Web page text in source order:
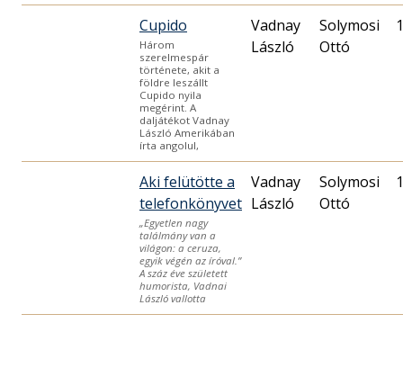
Cupido
Három
szerelmespár
története, akit a
földre leszállt
Cupido nyila
megérint. A
daljátékot Vadnay
László Amerikában
írta angolul,
Vadnay
László
Solymosi
Ottó
Aki felütötte a
telefonkönyvet
„Egyetlen nagy
találmány van a
világon: a ceruza,
egyik végén az íróval.”
A száz éve született
humorista, Vadnai
László vallotta
Vadnay
László
Solymosi
Ottó